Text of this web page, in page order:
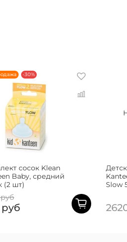
-30%
сосок Klean
Baby, средний
(2 шт)
Slow